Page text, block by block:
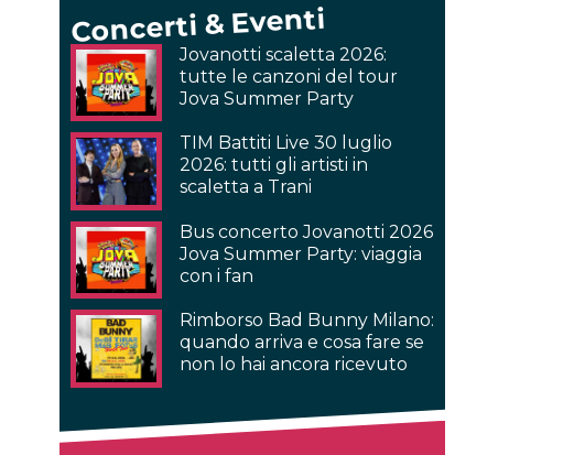
Concerti & Eventi
Jovanotti scaletta 2026:
tutte le canzoni del tour
Jova Summer Party
TIM Battiti Live 30 luglio
2026: tutti gli artisti in
scaletta a Trani
Bus concerto Jovanotti 2026
Jova Summer Party: viaggia
con i fan
Rimborso Bad Bunny Milano:
quando arriva e cosa fare se
non lo hai ancora ricevuto